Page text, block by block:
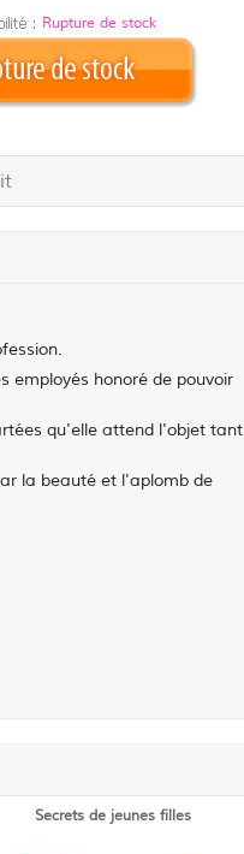
Rupture de stock
employés honoré de pouvoir
qu'elle attend l'objet tant
la beauté et l'aplomb de
Secrets de jeunes filles